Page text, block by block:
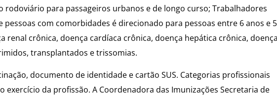
para passageiros urbanos e de longo curso; Trabalhadores
pessoas com comorbidades é direcionado para pessoas entre 6 anos e
crônica, doença cardíaca crônica, doença hepática crônica, doença
transplantados e trissomias.
documento de identidade e cartão SUS. Categorias profissionais
da profissão. A Coordenadora das Imunizações Secretaria de